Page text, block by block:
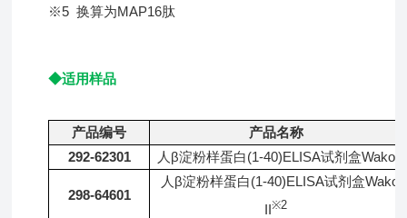
※5 换算为MAP16肽
◆适用样品
产品编号
产品名称
292-62301
人β淀粉样蛋白(1-40)ELISA试剂盒Wako
298-64601
人β淀粉样蛋白(1-40)ELISA试剂盒Wako
II※2